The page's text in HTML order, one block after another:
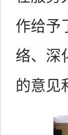
作给予
络、深
的意见